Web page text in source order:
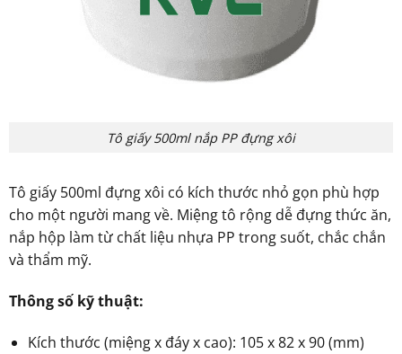
Tô giấy 500ml nắp PP đựng xôi
Tô giấy 500ml đựng xôi có kích thước nhỏ gọn phù hợp
cho một người mang về. Miệng tô rộng dễ đựng thức ăn,
nắp hộp làm từ chất liệu nhựa PP trong suốt, chắc chắn
và thẩm mỹ.
Thông số kỹ thuật:
Kích thước (miệng x đáy x cao): 105 x 82 x 90 (mm)